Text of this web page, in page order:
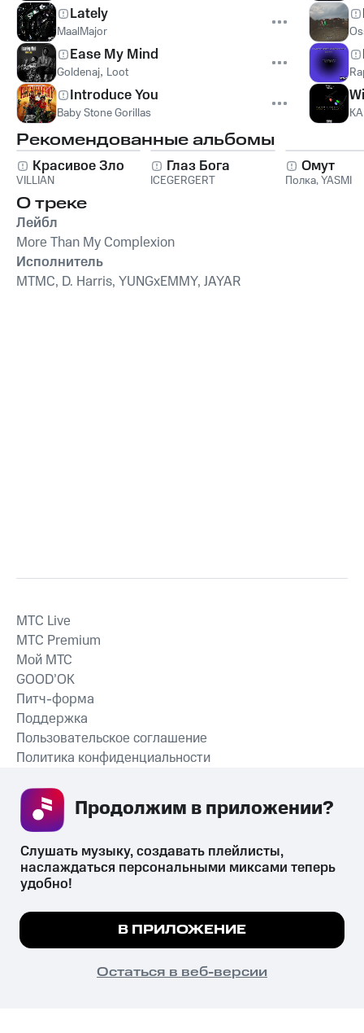
Lately
MaalMajor
Ease My Mind
Goldenaj, Loot
Introduce You
Baby Stone Gorillas
Рекомендованные альбомы
Красивое Зло
VILLIAN
Глаз Бога
ICEGERGERT
Омут
Полка,YASMI
О треке
Лейбл
More Than My Complexion
Исполнитель
MTMC, D. Harris, YUNGxEMMY, JAYAR
СКАЧАТЬ ПРИЛОЖЕНИЕ
MTС Live
MTС Premium
Мой МТС
GOOD’OK
Питч-форма
Поддержка
Пользовательское соглашение
Политика конфиденциальности
психотропных веществ, их аналогов причиняет вред здоровью,
их незаконный оборот запрещён и влечёт установленную
законодательством ответственность.
© 2026 ООО «КИОН».
Все права защищены
Мы используем куки, чтобы на сайте все
Подробнее
ПОНЯТНО
Слушать музыку, создавать плейлисты,
наслаждаться персональными миксами теперь
удобно!
В ПРИЛОЖЕНИЕ
Остаться в веб-версии